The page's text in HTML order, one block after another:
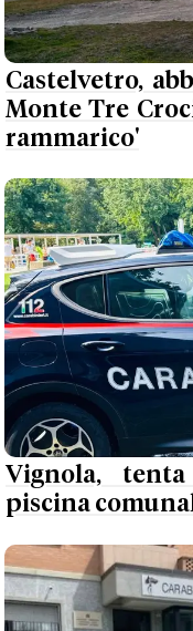
Castelvetro,
Monte Tre
rammarico'
Vignola,
piscina